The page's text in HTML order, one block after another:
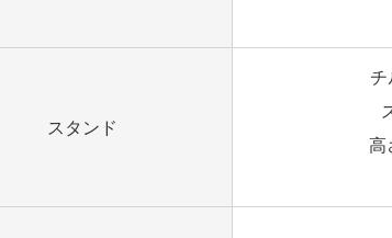
スタンド
チ
高